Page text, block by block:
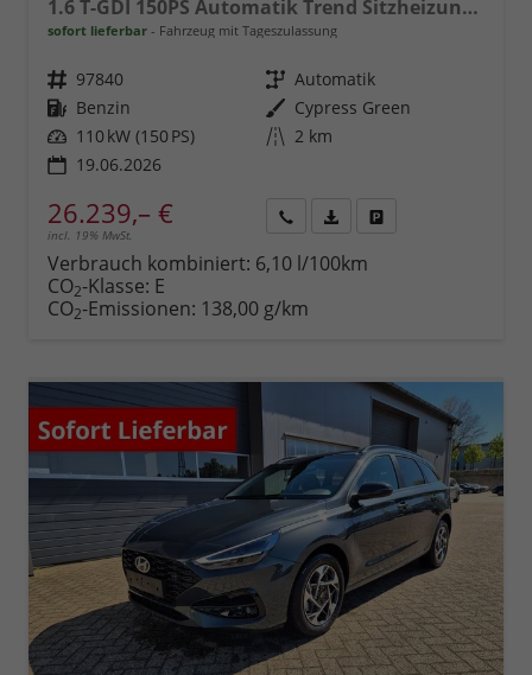
1.6 T-GDI 150PS Automatik Trend Sitzheizung Lenkradheizung Klimaautomatik PDC v+h Rückf.Kamera Navi Apple CarPlay + Android Auto 16"LM
sofort lieferbar Fahrzeug mit Tageszulassung
Fahrzeugnr. 97840 Getriebe Automatik
Kraftstoff Benzin Außenfarbe Cypress Green
Leistung 110 kW (150 PS) Kilometerstand 2 km
19.06.2026
26.239,– €
incl. 19% MwSt.
anfordern
Datei,
Verbrauch kombiniert: 6,10 l/100km
CO2-Klasse: E
CO2-Emissionen: 138,00 g/km